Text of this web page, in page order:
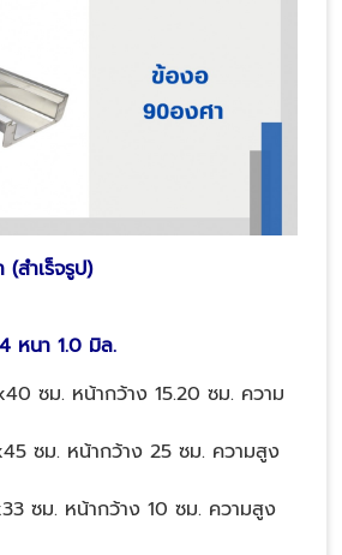
สำเร็จรูป)
หนา 1.0 มิล.
ซม. หน้ากว้าง 15.20 ซม. ความ
ซม. หน้ากว้าง 25 ซม. ความสูง
ซม. หน้ากว้าง 10 ซม. ความสูง